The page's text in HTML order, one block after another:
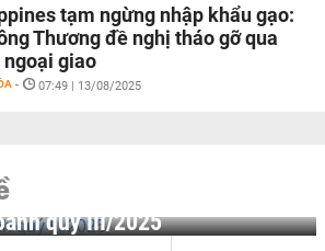
tạm ngừng nhập khẩu gạo:
Thương đề nghị tháo gỡ qua
ngoại giao
- 07:49 | 13/08/2025
quý III/2025